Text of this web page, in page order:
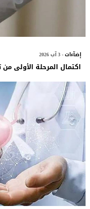
إضآءات- 3 آب 2026
اكتمال المرحلة الأولى